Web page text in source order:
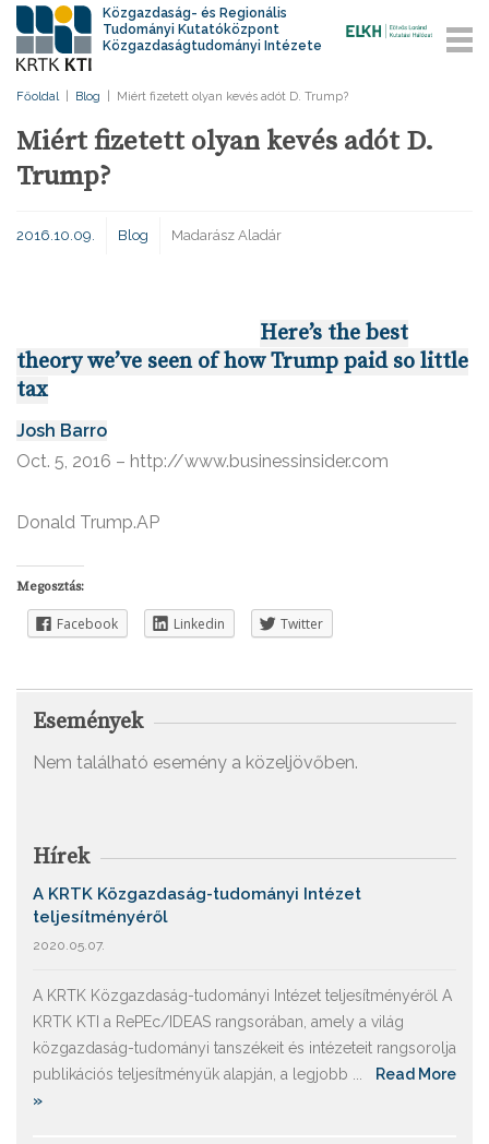
Közgazdaság- és Regionális
Tudományi Kutatóközpont
Közgazdaságtudományi Intézete
Főoldal Blog Miért fizetett olyan kevés adót D. Trump?
Miért fizetett olyan kevés adót D.
Trump?
2016.10.09. Blog Madarász Aladár
Here’s the best
theory we’ve seen of how Trump paid so little
tax
Josh Barro
Oct. 5, 2016 – http://www.businessinsider.com
Donald Trump.AP
Megosztás:
Facebook Linkedin Twitter
Események
Nem található esemény a közeljövőben.
Hírek
A KRTK Közgazdaság-tudományi Intézet
teljesítményéről
2020.05.07.
A KRTK Közgazdaság-tudományi Intézet teljesítményéről A
KRTK KTI a RePEc/IDEAS rangsorában, amely a világ
közgazdaság-tudományi tanszékeit és intézeteit rangsorolja
publikációs teljesítményük alapján, a legjobb ...
Read More
»